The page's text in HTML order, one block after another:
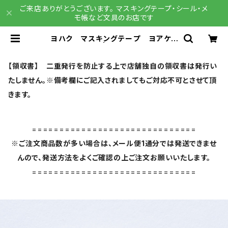
ご来店ありがとうございます。 マスキングテープ・シール・メ
モ帳など文具のお店です
ヨハク マスキングテープ ヨアケノ
【領収書】 二重発行を防止する上で店舗独自の領収書は発行い
たしません。※備考欄にご記入されましてもご対応不可とさせて頂
きます。
==============================
※ご注文商品数が多い場合は、メール便1通分では発送できませ
んので、発送方法をよくご確認の上ご注文お願いいたします。
==============================